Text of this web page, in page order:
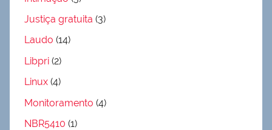
Justiça gratuita (3)
Laudo (14)
Libpri (2)
Linux (4)
Monitoramento (4)
NBR5410 (1)